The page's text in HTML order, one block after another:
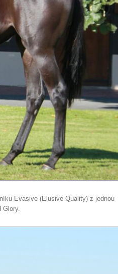
Evasive (Elusive Quality) z jednou
Glory.